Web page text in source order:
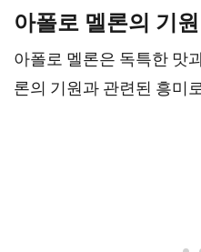
아폴로 멜론의 기원
아폴로 멜론은 독특한 맛
론의 기원과 관련된 흥미